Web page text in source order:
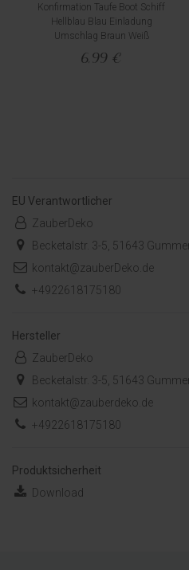
Konfirmation Taufe Boot Schiff
Hellblau Blau Einladung
Umschlag Braun Weiß
6,99 €
EU Verantwortlicher
ZauberDeko
Becketalstr. 3-5, 51643
kontakt@zauberDeko.de
+4922618175180
Hersteller
ZauberDeko
Becketalstr. 3-5, 51643
kontakt@zauberdeko.de
+4922618175180
Produktsicherheit
Download